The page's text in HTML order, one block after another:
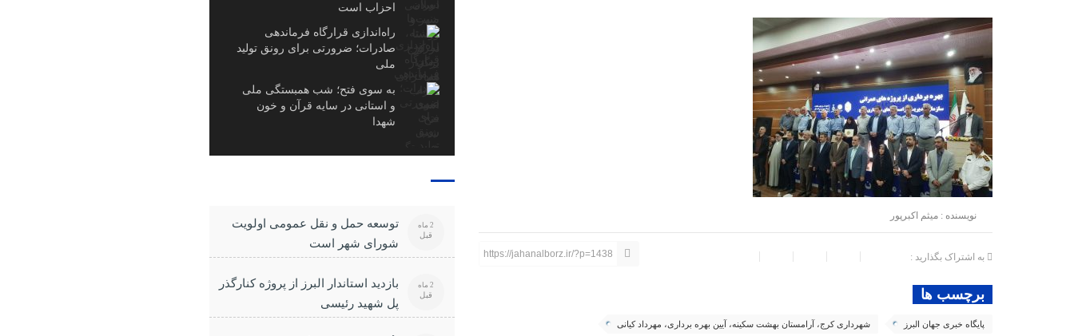
نویسنده : میثم اکبرپور
به اشتراک بگذارید : https://jahanalborz.ir/?p=1438
برچسب ها
پایگاه خبری جهان البرز شهرداری کرج، آرامستان بهشت سکینه، آیین بهره برداری، مهرداد کیانی
احزاب است
راه‌اندازی قرارگاه فرماندهی
صادرات؛ ضرورتی برای رونق تولید
ملی
به سوی فتح؛ شب همبستگی ملی
و استانی در سایه قرآن و خون
شهدا
توسعه حمل و نقل عمومی اولویت
شورای شهر است
2 ماه
قبل
بازدید استاندار البرز از پروژه کنارگذر
پل شهید رئیسی
2 ماه
قبل